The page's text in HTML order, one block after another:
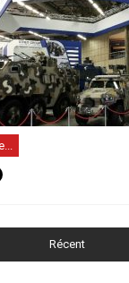
Récent